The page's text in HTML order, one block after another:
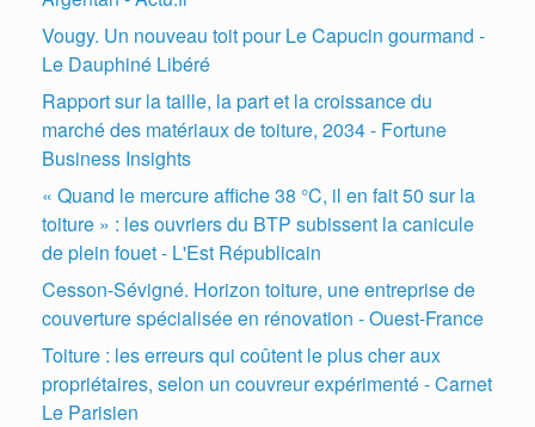
Vougy. Un nouveau toit pour Le Capucin gourmand -
Le Dauphiné Libéré
Rapport sur la taille, la part et la croissance du
marché des matériaux de toiture, 2034 - Fortune
Business Insights
« Quand le mercure affiche 38 °C, il en fait 50 sur la
toiture » : les ouvriers du BTP subissent la canicule
de plein fouet - L'Est Républicain
Cesson-Sévigné. Horizon toiture, une entreprise de
couverture spécialisée en rénovation - Ouest-France
Toiture : les erreurs qui coûtent le plus cher aux
propriétaires, selon un couvreur expérimenté - Carnet
Le Parisien